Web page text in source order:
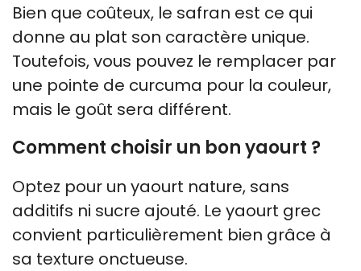
Bien que coûteux, le safran est ce qui
donne au plat son caractère unique.
Toutefois, vous pouvez le remplacer par
une pointe de curcuma pour la couleur,
mais le goût sera différent.
Comment choisir un bon yaourt ?
Optez pour un yaourt nature, sans
additifs ni sucre ajouté. Le yaourt grec
convient particulièrement bien grâce à
sa texture onctueuse.